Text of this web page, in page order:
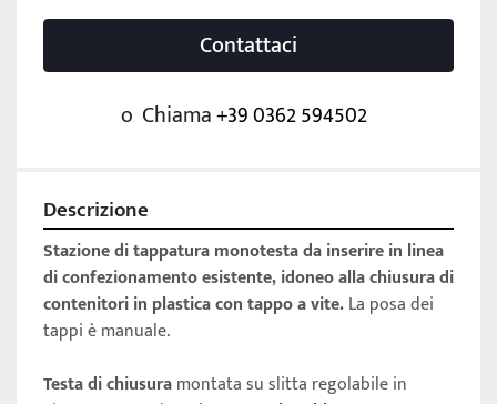
Contattaci
o Chiama+39 0362 594502
Descrizione
Stazione di tappatura monotesta da inserire in linea
di confezionamento esistente, idoneo alla chiusura di
contenitori in plastica con tappo a vite. La posa dei
tappi è manuale.
Testa di chiusura montata su slitta regolabile in